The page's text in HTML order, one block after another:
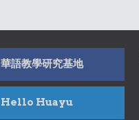
華語教學研究基地
Hello Huayu